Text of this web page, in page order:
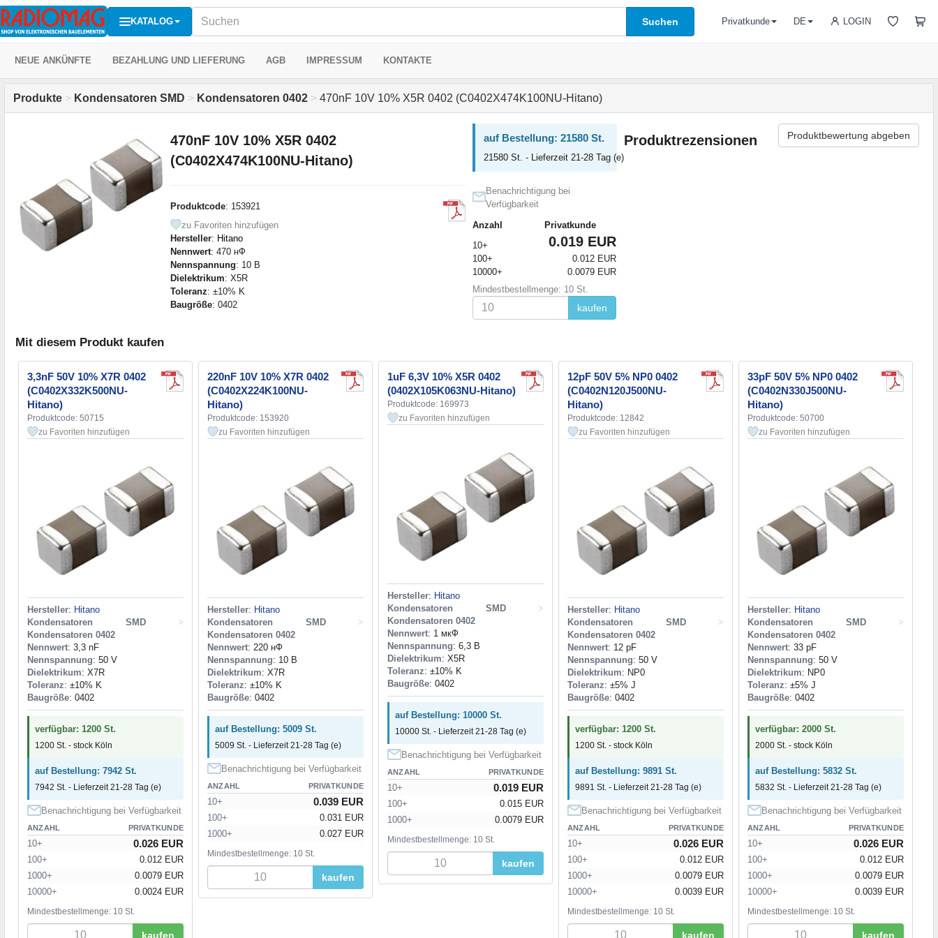
KATALOG Suchen LOGIN
Privatkunde DE
NEUE ANKÜNFTE BEZAHLUNG UND LIEFERUNG AGB IMPRESSUM KONTAKTE
Produkte > Kondensatoren SMD > Kondensatoren 0402 > 470nF 10V 10% X5R 0402 (C0402X474K100NU-Hitano)
470nF 10V 10% X5R 0402
(C0402X474K100NU-Hitano)
Produktcode: 153921
zu Favoriten hinzufügen
Hersteller: Hitano
Nennwert: 470 нФ
Nennspannung: 10 В
Dielektrikum: X5R
Toleranz: ±10% K
Baugröße: 0402
auf Bestellung: 21580 St.
21580 St. - Lieferzeit 21-28 Tag (e)
Benachrichtigung bei
Verfügbarkeit
Anzahl
Privatkunde
10+
0.019 EUR
100+
0.012 EUR
10000+
0.0079 EUR
Mindestbestellmenge: 10 St.
kaufen
Produktrezensionen Produktbewertung abgeben
Mit diesem Produkt kaufen
3,3nF 50V 10% X7R 0402
(C0402X332K500NU-
Hitano)
Produktcode: 50715
zu Favoriten hinzufügen
Hersteller: Hitano
Kondensatoren SMD
>
Kondensatoren 0402
Nennwert: 3,3 nF
Nennspannung: 50 V
Dielektrikum: X7R
Toleranz: ±10% K
Baugröße: 0402
verfügbar: 1200 St.
1200 St. - stock Köln
auf Bestellung: 7942 St.
7942 St. - Lieferzeit 21-28 Tag (e)
Benachrichtigung bei Verfügbarkeit
ANZAHL PRIVATKUNDE
10+ 0.026 EUR
100+
0.012 EUR
1000+
0.0079 EUR
10000+
0.0024 EUR
Mindestbestellmenge: 10 St.
kaufen
220nF 10V 10% X7R 0402
(C0402X224K100NU-
Hitano)
Produktcode: 153920
zu Favoriten hinzufügen
Hersteller: Hitano
Kondensatoren SMD
>
Kondensatoren 0402
Nennwert: 220 нФ
Nennspannung: 10 В
Dielektrikum: X7R
Toleranz: ±10% K
Baugröße: 0402
auf Bestellung: 5009 St.
5009 St. - Lieferzeit 21-28 Tag (e)
Benachrichtigung bei Verfügbarkeit
ANZAHL PRIVATKUNDE
10+ 0.039 EUR
100+
0.031 EUR
1000+
0.027 EUR
Mindestbestellmenge: 10 St.
kaufen
1uF 6,3V 10% X5R 0402
(0402X105K063NU-Hitano)
Produktcode: 169973
zu Favoriten hinzufügen
Hersteller: Hitano
Kondensatoren SMD
>
Kondensatoren 0402
Nennwert: 1 мкФ
Nennspannung: 6,3 В
Dielektrikum: X5R
Toleranz: ±10% K
Baugröße: 0402
auf Bestellung: 10000 St.
10000 St. - Lieferzeit 21-28 Tag (e)
Benachrichtigung bei Verfügbarkeit
ANZAHL PRIVATKUNDE
10+ 0.019 EUR
100+
0.015 EUR
1000+
0.0079 EUR
Mindestbestellmenge: 10 St.
kaufen
12pF 50V 5% NP0 0402
(C0402N120J500NU-
Hitano)
Produktcode: 12842
zu Favoriten hinzufügen
Hersteller: Hitano
Kondensatoren SMD
>
Kondensatoren 0402
Nennwert: 12 pF
Nennspannung: 50 V
Dielektrikum: NP0
Toleranz: ±5% J
Baugröße: 0402
verfügbar: 1200 St.
1200 St. - stock Köln
auf Bestellung: 9891 St.
9891 St. - Lieferzeit 21-28 Tag (e)
Benachrichtigung bei Verfügbarkeit
ANZAHL PRIVATKUNDE
10+ 0.026 EUR
100+
0.012 EUR
1000+
0.0079 EUR
10000+
0.0039 EUR
Mindestbestellmenge: 10 St.
kaufen
33pF 50V 5% NP0 0402
(C0402N330J500NU-
Hitano)
Produktcode: 50700
zu Favoriten hinzufügen
Hersteller: Hitano
Kondensatoren SMD
>
Kondensatoren 0402
Nennwert: 33 pF
Nennspannung: 50 V
Dielektrikum: NP0
Toleranz: ±5% J
Baugröße: 0402
verfügbar: 2000 St.
2000 St. - stock Köln
auf Bestellung: 5832 St.
5832 St. - Lieferzeit 21-28 Tag (e)
Benachrichtigung bei Verfügbarkeit
ANZAHL PRIVATKUNDE
10+ 0.026 EUR
100+
0.012 EUR
1000+
0.0079 EUR
10000+
0.0039 EUR
Mindestbestellmenge: 10 St.
kaufen